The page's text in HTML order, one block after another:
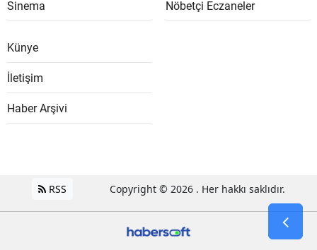
Sinema Nöbetçi Eczaneler
Künye
İletişim
Haber Arşivi
RSS Copyright © 2026 . Her hakkı saklıdır.